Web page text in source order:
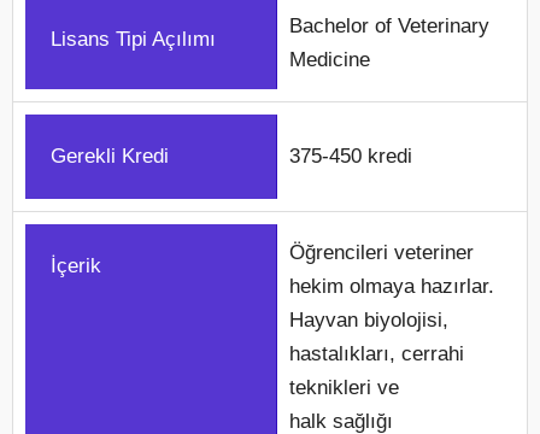
Lisans Tipi Açılımı
Bachelor of Veterinary
Medicine
Gerekli Kredi 375-450 kredi
İçerik
Öğrencileri veteriner
hekim olmaya hazırlar.
Hayvan biyolojisi,
hastalıkları, cerrahi
teknikleri ve
halk sağlığı